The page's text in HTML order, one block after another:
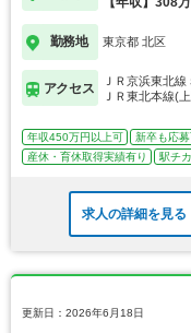
勤務地 東京都 北区
アクセス
ＪＲ京浜東北線
ＪＲ東北本線(
年収450万円以上可 新卒も応
産休・育休取得実績有り
駅チカ
求人の詳細を見る
更新日：2026年6月18日